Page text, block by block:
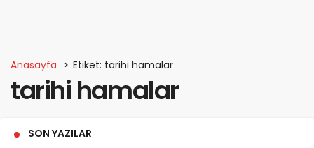
Anasayfa Etiket: tarihi hamalar
tarihi hamalar
SON YAZILAR